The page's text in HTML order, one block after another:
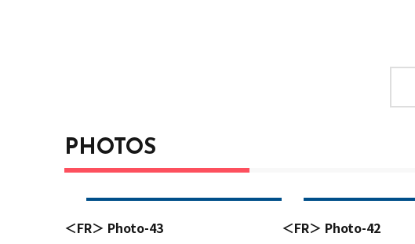
PHOTOS
＜FR＞ Photo-43 ＜FR＞ Photo-42